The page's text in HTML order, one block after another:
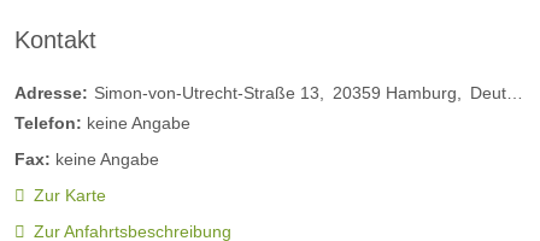
Kontakt
Adresse: Simon-von-Utrecht-Straße 13 20359 Hamburg
Deutschland
Telefon: keine Angabe
Fax: keine Angabe
Zur Karte
Zur Anfahrtsbeschreibung